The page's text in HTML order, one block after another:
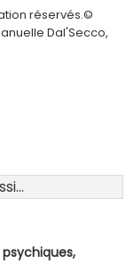
réservés.©
Dal'Secco,